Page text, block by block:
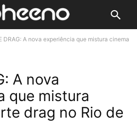
DRAG: A nova experiência que mistura cinema
A nova
que mistura
drag no Rio de